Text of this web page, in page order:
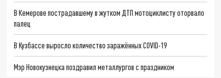
В Кемерове пострадавшему в жутком ДТП мотоциклисту оторвало
палец
В Кузбассе выросло количество заражённых COVID-19
Мэр Новокузнецка поздравил металлургов с праздником